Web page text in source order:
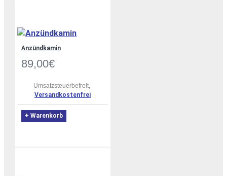
Anzündkamin
89,00€
Umsatzsteuerbefreit,
Versandkostenfrei
+ Warenkorb